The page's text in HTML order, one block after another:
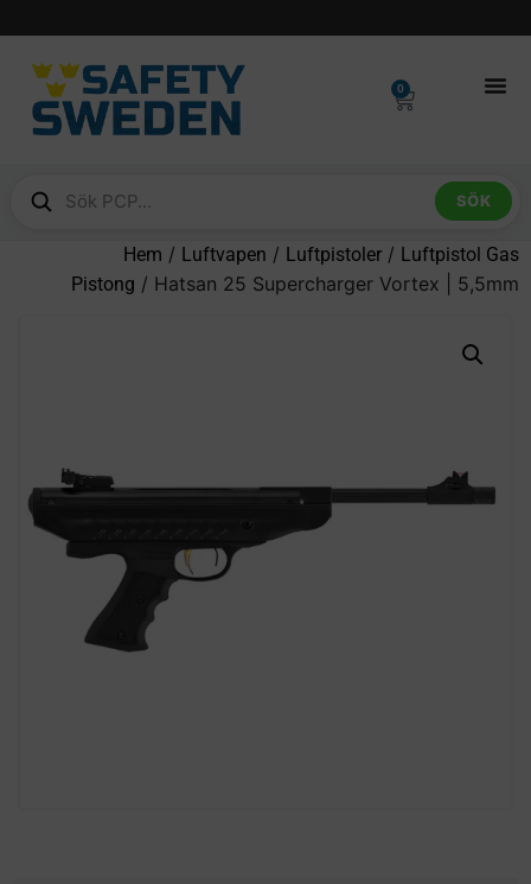
0
SÖK
Hem / Luftvapen / Luftpistoler / Luftpistol Gas
Pistong / Hatsan 25 Supercharger Vortex | 5,5mm